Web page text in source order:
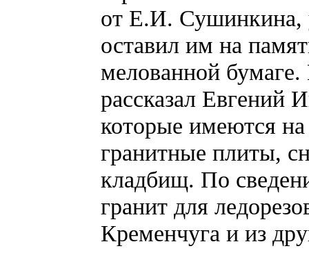
от Е.И. Сушинкина,
оставил им на
мелованной
рассказал Евгений
которые имеются
гранитные плиты,
кладбищ. По
гранит для
Кременчуга и из